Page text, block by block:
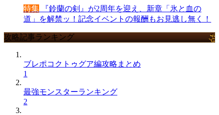
特集 『鈴蘭の剣』が2周年を迎え、新章「氷と血の
道」を解禁ッ！記念イベントの報酬もお見逃し無く！
攻略記事ランキング
ブレポコクトゥグア編攻略まとめ
1
最強モンスターランキング
2